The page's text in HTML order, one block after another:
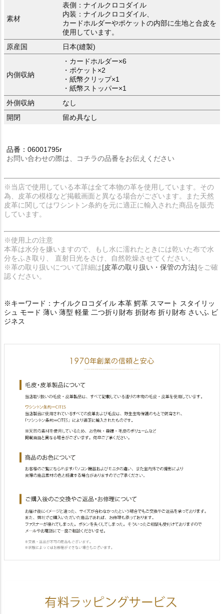
素材
表側：ナイルクロコダイル
内装：ナイルクロコダイル、
カードホルダーやポケットの内部に生地と合皮を
使用しています。
原産国
日本(縫製)
内側収納
・カードホルダー×6
・ポケット×2
・紙幣クリップ×1
・紙幣ストッパー×1
外側収納
なし
開閉
留め具なし
品番：06001795r
お問い合わせの際は、コチラの品番をお伝えください
※当店で使用している本革は全て本物の革を使用しています。その
為、皮革の模様など掲載画面と異なる場合がございます。また天然
皮革に関してはワシントン条約を元に適正に輸入された商品を販売
しています。
※使用上の注意
本革は水分を嫌いますので、もし水に濡れたときには乾いた布で水
分をふき取り、 直射日光をさけ、自然乾燥させてください。
※革の取り扱いについて詳細は[皮革の取り扱い・保管の方法]をご確
認ください。
※キーワード：ナイルクロコダイル 本革 鰐革 スマート スタイリッ
シュ モード 薄い 薄型 軽量 二つ折り財布 折財布 折り財布 さいふ ビ
ジネス